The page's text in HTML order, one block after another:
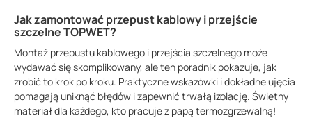
Jak zamontować przepust kablowy i przejście
szczelne TOPWET?
Montaż przepustu kablowego i przejścia szczelnego może
wydawać się skomplikowany, ale ten poradnik pokazuje, jak
zrobić to krok po kroku. Praktyczne wskazówki i dokładne ujęcia
pomagają uniknąć błędów i zapewnić trwałą izolację. Świetny
materiał dla każdego, kto pracuje z papą termozgrzewalną!